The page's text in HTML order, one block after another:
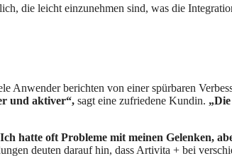
die leicht einzunehmen sind, was die
berichten von einer spürbaren
und aktiver“, sagt eine zufriedene Kundin.
hatte oft Probleme mit meinen Gelenken,
deuten darauf hin, dass Artivita + bei